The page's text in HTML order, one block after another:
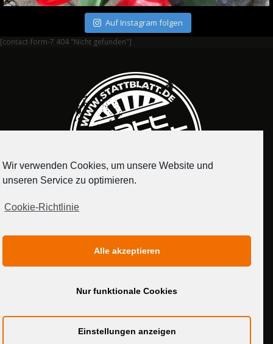
Auf Instagram folgen
[contact-form-7 404 "Nicht gefunden"]
MEDIADATEN
Wir verwenden Cookies, um unsere Website und
unseren Service zu optimieren.
Cookie-Richtlinie
Alle akzeptieren
Nur funktionale Cookies
Einstellungen anzeigen